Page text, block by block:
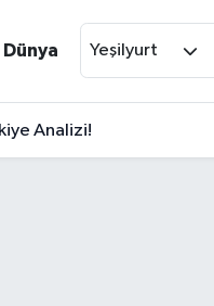
Dünya Yeşilyurt
Analizi!